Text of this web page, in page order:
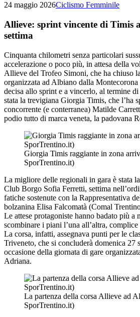
24 maggio 2026Ciclismo Femminile
Allieve: sprint vincente di Timis
settima
Cinquanta chilometri senza particolari
accelerazione o poco più, in attesa della
Allieve del Trofeo Simoni, che ha chiuso
organizzata ad Albiano dalla
decisa allo sprint e a vincerlo, al termine di
stata la trevigiana Giorgia Timis, che l’ha
concorrente (e conterranea) Matilde
podio tutto di marca veneta, la padovana
Giorgia Timis raggiante in zona
SporTrentino.it)
La migliore delle regionali in gara è stata
Club Borgo Sofia Ferretti, settima
fatiche sostenute con la Rappresentativa
bolzanina Elisa Falcomatà (Comal
Le attese protagoniste hanno badato più a
scombinare i piani l’una all’altra,
La corsa, infatti, assegnava punti per le
Triveneto, che si concluderà domenica 27
occasione della giornata di gare
Adriana.
La partenza della corsa Allieve ad
SporTrentino.it)